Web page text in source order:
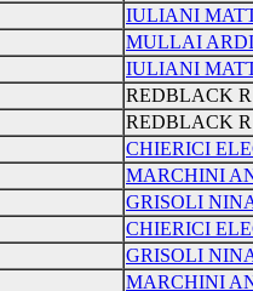
IULIANI
MULLAI
IULIANI
REDBLACK
REDBLACK
CHIERICI
MARCHINI
GRISOLI
CHIERICI
GRISOLI
MARCHINI